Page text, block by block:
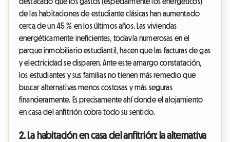
de las habitaciones de estudiante clásicas han aumentado
cerca de un 45 % en los últimos años. Las viviendas
energéticamente ineficientes, todavía numerosas en el
parque inmobiliario estudiantil, hacen que las facturas de gas
y electricidad se disparen. Ante este amargo constatación,
los estudiantes y sus familias no tienen más remedio que
buscar alternativas menos costosas y más seguras
financieramente. Es precisamente ahí donde el alojamiento
en casa del anfitrión cobra todo su sentido.
2. La habitación en casa del anfitrión: la alternativa